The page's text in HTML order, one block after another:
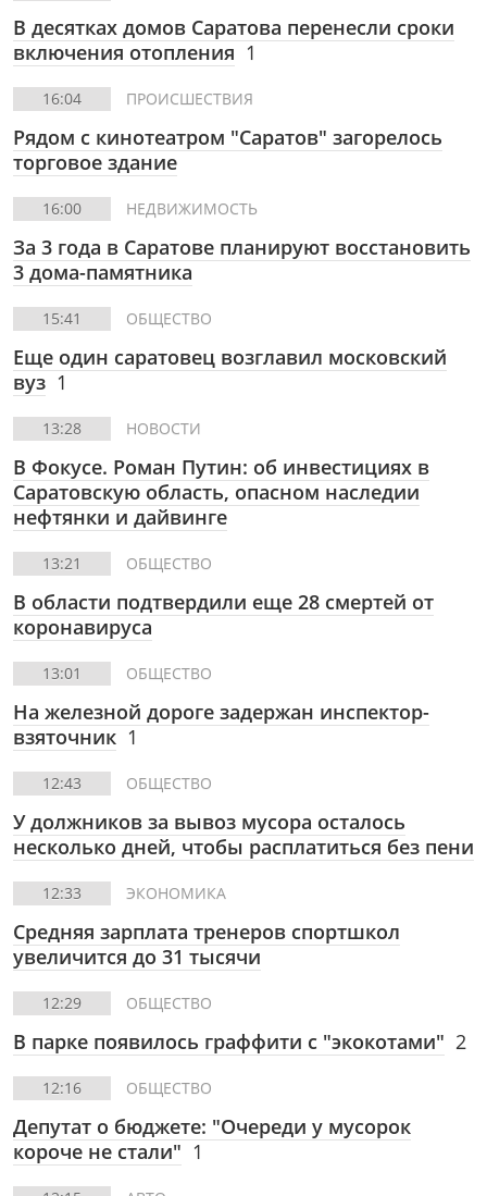
В десятках домов Саратова перенесли сроки
включения отопления 1
16:04 ПРОИСШЕСТВИЯ
Рядом с кинотеатром "Саратов" загорелось
торговое здание
16:00 НЕДВИЖИМОСТЬ
За 3 года в Саратове планируют восстановить
3 дома-памятника
15:41 ОБЩЕСТВО
Еще один саратовец возглавил московский
вуз 1
13:28 НОВОСТИ
В Фокусе. Роман Путин: об инвестициях в
Саратовскую область, опасном наследии
нефтянки и дайвинге
13:21 ОБЩЕСТВО
В области подтвердили еще 28 смертей от
коронавируса
13:01 ОБЩЕСТВО
На железной дороге задержан инспектор-
взяточник 1
12:43 ОБЩЕСТВО
У должников за вывоз мусора осталось
несколько дней, чтобы расплатиться без пени
12:33 ЭКОНОМИКА
Средняя зарплата тренеров спортшкол
увеличится до 31 тысячи
12:29 ОБЩЕСТВО
В парке появилось граффити с "экокотами" 2
12:16 ОБЩЕСТВО
Депутат о бюджете: "Очереди у мусорок
короче не стали" 1